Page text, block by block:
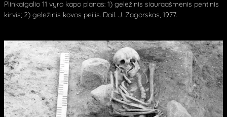
Plinkaigalio 11 vyro kapo planas: 1) geležinis siauraašmenis pentinis
kirvis; 2) geležinis kovos peilis. Dail. J. Zagorskas, 1977.